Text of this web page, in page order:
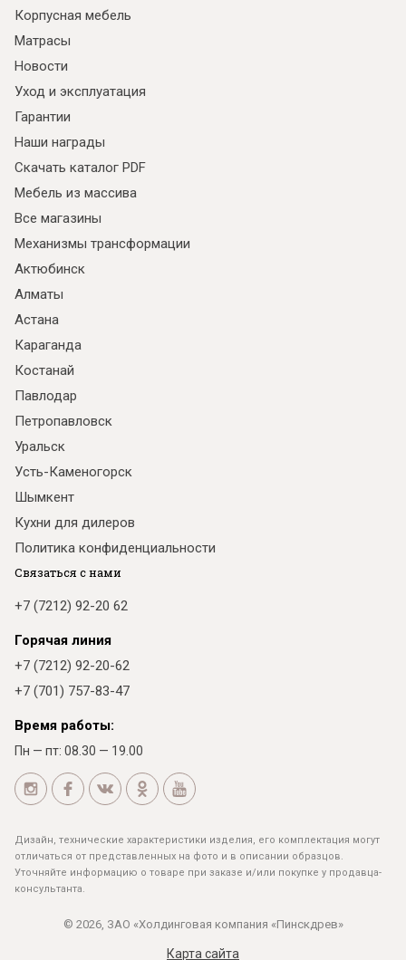
Корпусная мебель
Матрасы
Новости
Уход и эксплуатация
Гарантии
Наши награды
Скачать каталог PDF
Мебель из массива
Все магазины
Механизмы трансформации
Актюбинск
Алматы
Астана
Караганда
Костанай
Павлодар
Петропавловск
Уральск
Усть-Каменогорск
Шымкент
Кухни для дилеров
Политика конфиденциальности
Связаться с нами
+7 (7212) 92-20 62
Горячая линия
+7 (7212) 92-20-62
+7 (701) 757-83-47
Время работы:
Пн — пт: 08.30 — 19.00
Дизайн, технические характеристики изделия, его комплектация могут
отличаться от представленных на фото и в описании образцов.
Уточняйте информацию о товаре при заказе и/или покупке у продавца-
консультанта.
© 2026, ЗАО «Холдинговая компания «Пинскдрев»
Карта сайта